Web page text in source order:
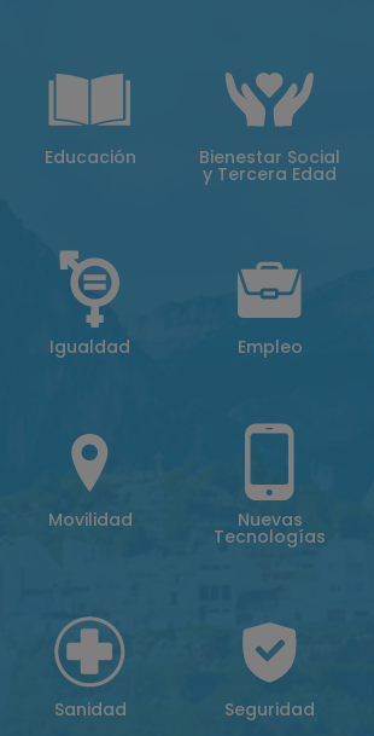
Educación Bienestar Social
y Tercera Edad
Igualdad Empleo
Movilidad Nuevas
Tecnologías
Sanidad Seguridad